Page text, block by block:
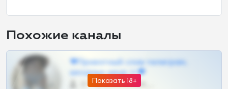
Похожие каналы
Показать 18+
❤Приватный слив телеграм,
шкодных шкур тг❤
57 •